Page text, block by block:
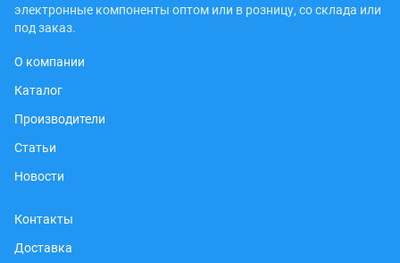
электронные компоненты оптом или в розницу, со склада или
под заказ.
О компании
Каталог
Производители
Статьи
Новости
Контакты
Доставка